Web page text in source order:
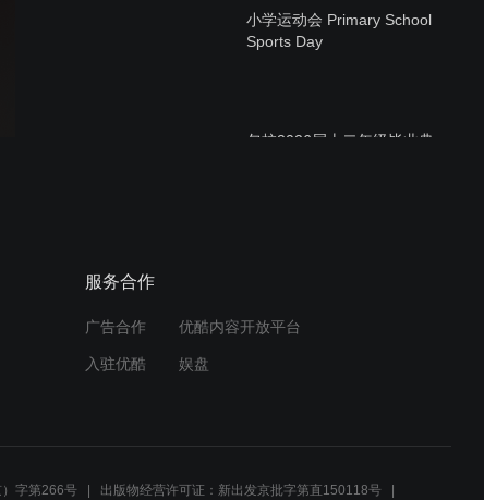
小学运动会 Primary School
Sports Day
包校2026届十二年级毕业典
服务合作
广告合作 优酷内容开放平台
入驻优酷 娱盘
字第266号 出版物经营许可证：新出发京批字第直150118号